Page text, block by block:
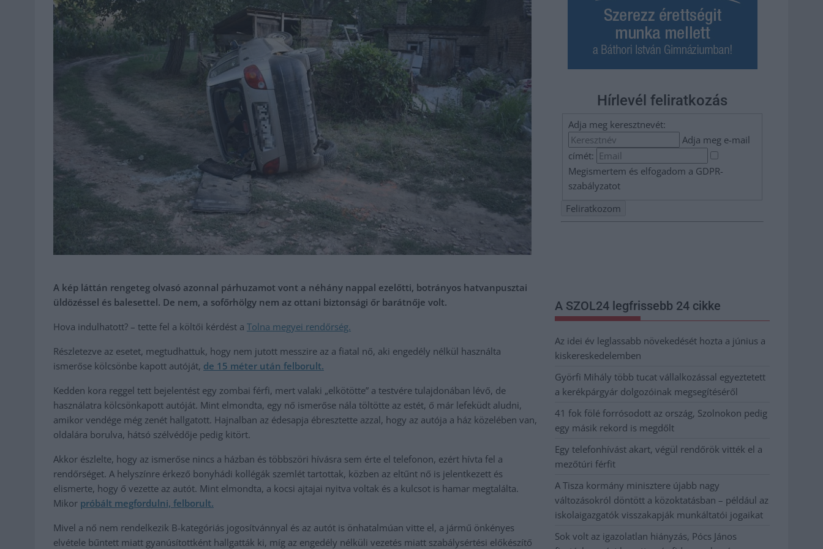
A kép láttán rengeteg olvasó azonnal párhuzamot vont a néhány nappal ezelőtti, botrányos hatvanpusztai
üldözéssel és balesettel. De nem, a sofőrhölgy nem az ottani biztonsági őr barátnője volt.
Hova indulhatott? – tette fel a költői kérdést a Tolna megyei rendőrség.
Részletezve az esetet, megtudhattuk, hogy nem jutott messzire az a fiatal nő, aki engedély nélkül használta
ismerőse kölcsönbe kapott autóját, de 15 méter után felborult.
Kedden kora reggel tett bejelentést egy zombai férfi, mert valaki „elkötötte” a testvére tulajdonában lévő, de
használatra kölcsönkapott autóját. Mint elmondta, egy nő ismerőse nála töltötte az estét, ő már lefeküdt aludni,
amikor vendége még zenét hallgatott. Hajnalban az édesapja ébresztette azzal, hogy az autója a ház közelében van,
oldalára borulva, hátsó szélvédője pedig kitört.
Akkor észlelte, hogy az ismerőse nincs a házban és többszöri hívásra sem érte el telefonon, ezért hívta fel a
rendőrséget. A helyszínre érkező bonyhádi kollégák szemlét tartottak, közben az eltűnt nő is jelentkezett és
elismerte, hogy ő vezette az autót. Mint elmondta, a kocsi ajtajai nyitva voltak és a kulcsot is hamar megtalálta.
Mikor próbált megfordulni, felborult.
Mivel a nő nem rendelkezik B-kategóriás jogosítvánnyal és az autót is önhatalmúan vitte el, a jármű önkényes
elvétele bűntett miatt gyanúsítottként hallgatták ki, míg az engedély nélküli vezetés miatt szabálysértési előkészítő
Hírlevél feliratkozás
Adja meg keresztnevét:
Adja meg e-mail
címét:
Megismertem és elfogadom a GDPR-
szabályzatot
A SZOL24 legfrissebb 24 cikke
Az idei év leglassabb növekedését hozta a június a
kiskereskedelemben
Györfi Mihály több tucat vállalkozással egyeztetett
a kerékpárgyár dolgozóinak megsegítéséről
41 fok fölé forrósodott az ország, Szolnokon pedig
egy másik rekord is megdőlt
Egy telefonhívást akart, végül rendőrök vitték el a
mezőtúri férfit
A Tisza kormány minisztere újabb nagy
változásokról döntött a közoktatásban – például az
iskolaigazgatók visszakapják munkáltatói jogaikat
Sok volt az igazolatlan hiányzás, Pócs János